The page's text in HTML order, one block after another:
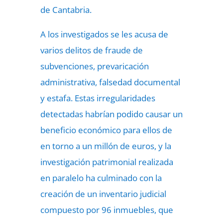
de Cantabria.
A los investigados se les acusa de
varios delitos de fraude de
subvenciones, prevaricación
administrativa, falsedad documental
y estafa. Estas irregularidades
detectadas habrían podido causar un
beneficio económico para ellos de
en torno a un millón de euros, y la
investigación patrimonial realizada
en paralelo ha culminado con la
creación de un inventario judicial
compuesto por 96 inmuebles, que